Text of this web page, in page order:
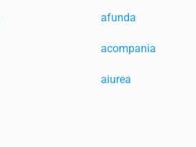
afunda
acompania
aiurea